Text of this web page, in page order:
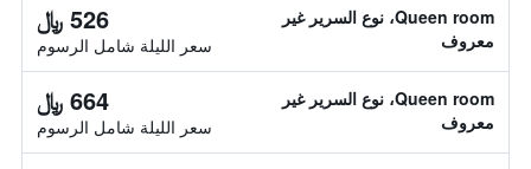
Queen room، نوع السرير غير
معروف
526 ﷼
سعر الليلة شامل الرسوم
Queen room، نوع السرير غير
معروف
664 ﷼
سعر الليلة شامل الرسوم